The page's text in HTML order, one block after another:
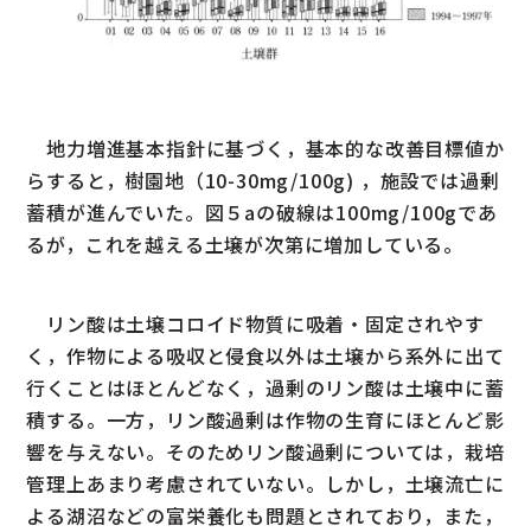
地力増進基本指針に基づく，基本的な改善目標値か
らすると，樹園地（10-30mg/100g) ，施設では過剰
蓄積が進んでいた。図５aの破線は100mg/100gであ
るが，これを越える土壌が次第に増加している。
リン酸は土壌コロイド物質に吸着・固定されやす
く，作物による吸収と侵食以外は土壌から系外に出て
行くことはほとんどなく，過剰のリン酸は土壌中に蓄
積する。一方，リン酸過剰は作物の生育にほとんど影
響を与えない。そのためリン酸過剰については，栽培
管理上あまり考慮されていない。しかし，土壌流亡に
よる湖沼などの富栄養化も問題とされており，また，